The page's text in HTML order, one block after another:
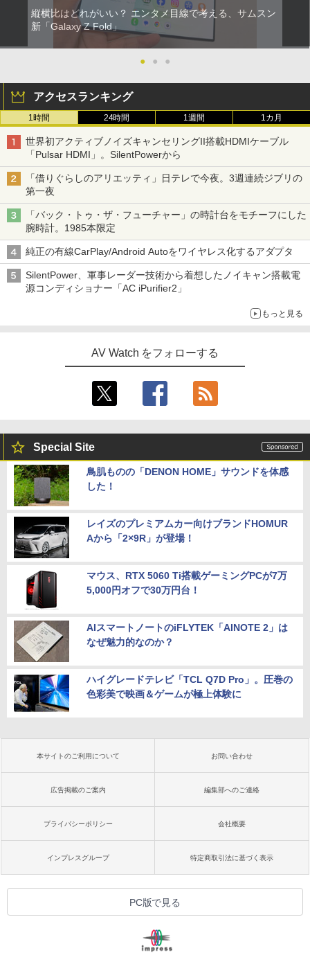
縦横比はどれがいい？ エンタメ目線で考える、サムスン
新「Galaxy Z Fold」
● ● ●
アクセスランキング
1時間 24時間 1週間 1カ月
世界初アクティブノイズキャンセリングII搭載HDMIケーブル
「Pulsar HDMI」。SilentPowerから
「借りぐらしのアリエッティ」日テレで今夜。3週連続ジブリの
第一夜
「バック・トゥ・ザ・フューチャー」の時計台をモチーフにした
腕時計。1985本限定
純正の有線CarPlay/Android Autoをワイヤレス化するアダプタ
SilentPower、軍事レーダー技術から着想したノイキャン搭載電
源コンディショナー「AC iPurifier2」
もっと見る
AV Watch をフォローする
Special Site
鳥肌ものの「DENON HOME」サウンドを体感
した！
レイズのプレミアムカー向けブランドHOMUR
Aから「2×9R」が登場！
マウス、RTX 5060 Ti搭載ゲーミングPCが7万
5,000円オフで30万円台！
AIスマートノートのiFLYTEK「AINOTE 2」は
なぜ魅力的なのか？
ハイグレードテレビ「TCL Q7D Pro」。圧巻の
色彩美で映画＆ゲームが極上体験に
本サイトのご利用について お問い合わせ
広告掲載のご案内 編集部へのご連絡
プライバシーポリシー 会社概要
インプレスグループ 特定商取引法に基づく表示
PC版で見る